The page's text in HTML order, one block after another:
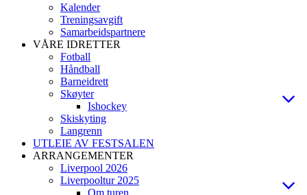
Kalender
Treningsavgift
Samarbeidspartnere
VÅRE IDRETTER
Fotball
Håndball
Barneidrett
Skøyter
Ishockey
Skiskyting
Langrenn
UTLEIE AV FESTSALEN
ARRANGEMENTER
Liverpool 2026
Liverpooltur 2025
Om turen